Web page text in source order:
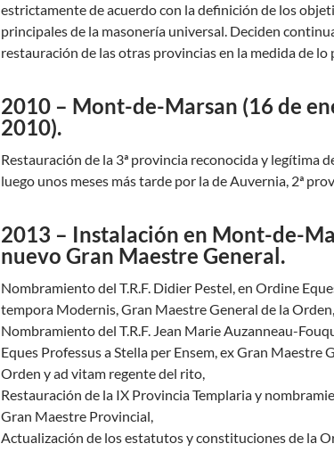
estrictamente de acuerdo con la definición de los
principales de la masonería universal. Deciden
restauración de las otras provincias en la medida de lo
2010 – Mont-de-Marsan (16 de
2010).
Restauración de la 3ª provincia reconocida y legítima
luego unos meses más tarde por la de Auvernia, 2ª
2013 – Instalación en Mont-de-
nuevo Gran Maestre General.
Nombramiento del T.R.F. Didier Pestel, en Ordine
tempora Modernis, Gran Maestre General de la Orden,
Nombramiento del T.R.F. Jean Marie Auzanneau-
Eques Professus a Stella per Ensem, ex Gran Maestre
Orden y ad vitam regente del rito,
Restauración de la IX Provincia Templaria y
Gran Maestre Provincial,
Actualización de los estatutos y constituciones de la